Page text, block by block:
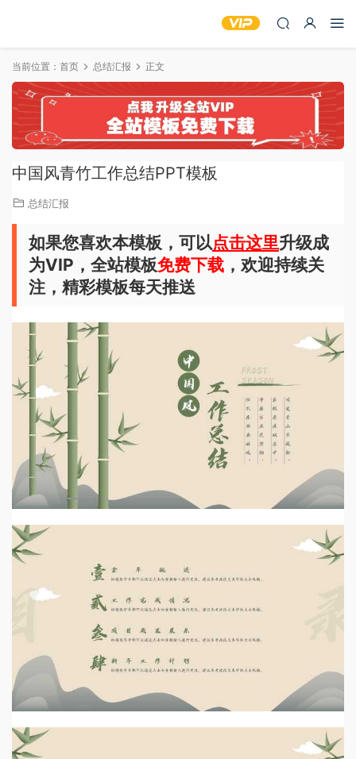
当前位置： 首页 总结汇报 正文
中国风青竹工作总结PPT模板
总结汇报
如果您喜欢本模板，可以点击这里升级成
为VIP，全站模板免费下载 ，欢迎持续关
注，精彩模板每天推送